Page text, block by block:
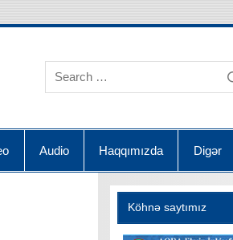
Audio Haqqımızda Digər
Köhnə saytımız